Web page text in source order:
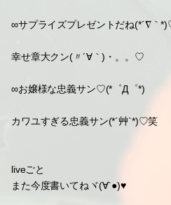
「自画こっぷ。」
追伸